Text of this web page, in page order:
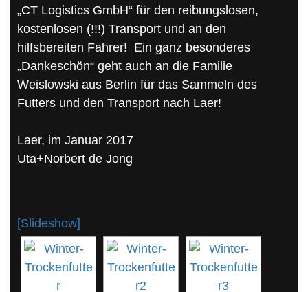
„CT Logistics GmbH“ für den reibungslosen,
kostenlosen (!!!) Transport und an den
hilfsbereiten Fahrer! Ein ganz besonderes
„Dankeschön“ geht auch an die Familie
Weislowski aus Berlin für das Sammeln des
Futters und den Transport nach Laer!
Laer, im Januar 2017
Uta+Norbert de Jong
[Slideshow]